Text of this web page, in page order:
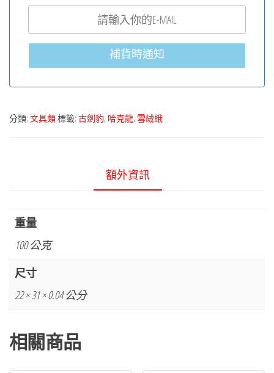
補貨時通知
分類: 文具類標籤: 古劍豹, 哈克龍, 雪絨蛾
額外資訊
重量
100 公克
尺寸
22 × 31 × 0.04 公分
相關商品